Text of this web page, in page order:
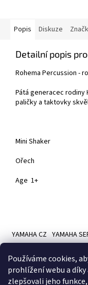
Používáme cookies,
prohlížení webu a
zlepšovali jeho
Popis Diskuze
Detailní popis
Rohema Percussion -
Pátá generacec
paličky a taktovky
Mini Shaker
Ořech
Age 1+
p
YAMAHA CZ YAMAHA